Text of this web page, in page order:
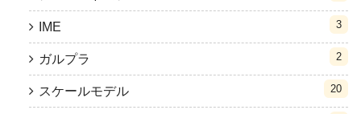
IME 3
ガルプラ 2
スケールモデル 20